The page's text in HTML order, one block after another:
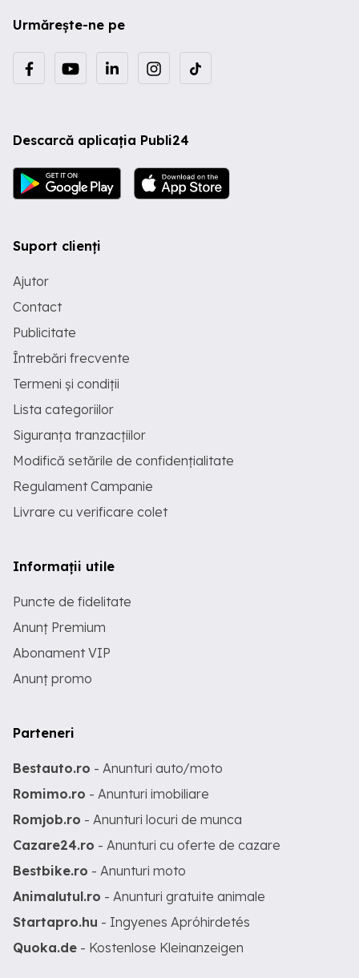
Urmărește-ne pe
Descarcă aplicația Publi24
Suport clienți
Ajutor
Contact
Publicitate
Întrebări frecvente
Termeni și condiții
Lista categoriilor
Siguranța tranzacțiilor
Modifică setările de confidențialitate
Regulament Campanie
Livrare cu verificare colet
Informații utile
Puncte de fidelitate
Anunț Premium
Abonament VIP
Anunț promo
Parteneri
Bestauto.ro - Anunturi auto/moto
Romimo.ro - Anunturi imobiliare
Romjob.ro - Anunturi locuri de munca
Cazare24.ro - Anunturi cu oferte de cazare
Bestbike.ro - Anunturi moto
Animalutul.ro - Anunturi gratuite animale
Startapro.hu - Ingyenes Apróhirdetés
Quoka.de - Kostenlose Kleinanzeigen